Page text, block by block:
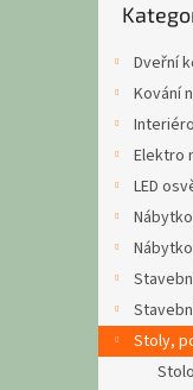
kategorie
Dveřní
Kování
Elektro
LED
Stoly,